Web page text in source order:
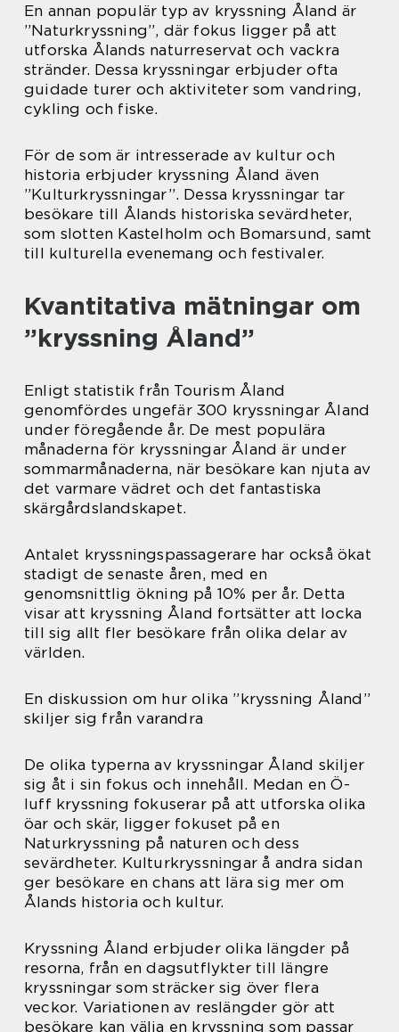
En annan populär typ av kryssning Åland är
”Naturkryssning”, där fokus ligger på att
utforska Ålands naturreservat och vackra
stränder. Dessa kryssningar erbjuder ofta
guidade turer och aktiviteter som vandring,
cykling och fiske.
För de som är intresserade av kultur och
historia erbjuder kryssning Åland även
”Kulturkryssningar”. Dessa kryssningar tar
besökare till Ålands historiska sevärdheter,
som slotten Kastelholm och Bomarsund, samt
till kulturella evenemang och festivaler.
Kvantitativa mätningar om
”kryssning Åland”
Enligt statistik från Tourism Åland
genomfördes ungefär 300 kryssningar Åland
under föregående år. De mest populära
månaderna för kryssningar Åland är under
sommarmånaderna, när besökare kan njuta av
det varmare vädret och det fantastiska
skärgårdslandskapet.
Antalet kryssningspassagerare har också ökat
stadigt de senaste åren, med en
genomsnittlig ökning på 10% per år. Detta
visar att kryssning Åland fortsätter att locka
till sig allt fler besökare från olika delar av
världen.
En diskussion om hur olika ”kryssning Åland”
skiljer sig från varandra
De olika typerna av kryssningar Åland skiljer
sig åt i sin fokus och innehåll. Medan en Ö-
luff kryssning fokuserar på att utforska olika
öar och skär, ligger fokuset på en
Naturkryssning på naturen och dess
sevärdheter. Kulturkryssningar å andra sidan
ger besökare en chans att lära sig mer om
Ålands historia och kultur.
Kryssning Åland erbjuder olika längder på
resorna, från en dagsutflykter till längre
kryssningar som sträcker sig över flera
veckor. Variationen av reslängder gör att
besökare kan välja en kryssning som passar